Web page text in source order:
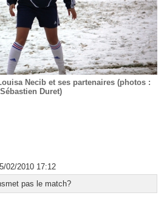
Necib et ses partenaires (photos :
Sébastien Duret)
02/2010 17:12
pas le match?